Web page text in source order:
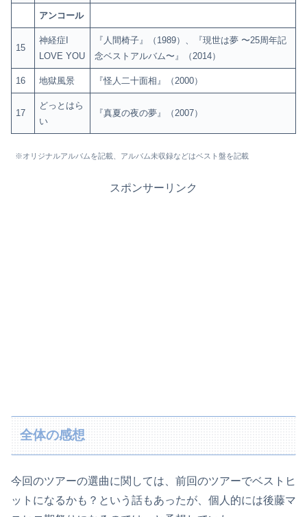
アンコール
15
神経症I
LOVE YOU
『人間椅子』（1989）、『現世は夢 〜25周年記
念ベストアルバム〜』（2014）
16 地獄風景 『怪人二十面相』（2000）
17
どっとはら
い
『真夏の夜の夢』（2007）
※オリジナルアルバムを記載、アルバム未収録などはベスト盤を記載
スポンサーリンク
全体の感想
今回のツアーの選曲に関しては、前回のツアーでベストヒ
ットになるかも？という話もあったが、個人的には後藤マ